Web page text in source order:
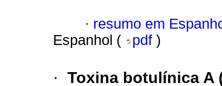
· resumo em
Espanhol (
pdf )
· Toxina botulínica